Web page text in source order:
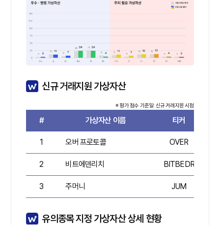
신규 거래지원 가상자산
※ 평가 점수 기준일: 신규 거래지원 시점
# 가상자산 이름 티커
1 오버 프로토콜 OVER
2 비트에덴리치 BITBEDR
3 주머니 JUM
유의종목 지정 가상자산 상세 현황